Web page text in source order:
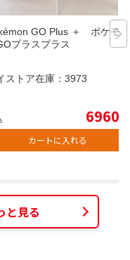
GO Plus ＋ ポケモ
プラスプラス
ストア在庫： 3973
6960
カートに入れる
と見る